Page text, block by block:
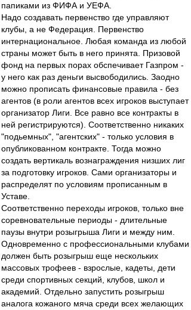
папиками из ФИФА и УЕФА.
Надо создавать первенство где управляют
клубы, а не Федерация. Первенство
интернациональное. Любая команда из любой
страны может быть в него принята. Призовой
фонд на первых порах обспечивает Газпром -
у него как раз деньги высвободились. Заодно
можно прописать финансовые правила - без
агентов (в роли агентов всех игроков выступает
организатор Лиги. Все равно все контракты в
ней регистрируются). Соответственно никаких
"подьемных", "агентских" - только условия в
опубликованном контракте. Тогда можно
создать вертикаль вознаграждения низших лиг
за подготовку игроков. Сами организаторы и
распределят по условиям прописанным в
Уставе.
Соответственно переходы игроков, только вне
соревновательные периоды - длительные
паузы внутри розыгрыша Лиги и между ним.
Одновременно с профессиональными клубами
должен быть розыгрыш еще нескольких
массовых трофеев - взрослые, кадеты, дети
среди спортивных секций, клубов, школ и
академий. Отдельно запустить розыгрыш
аналога кожаного мяча среди всех желающих